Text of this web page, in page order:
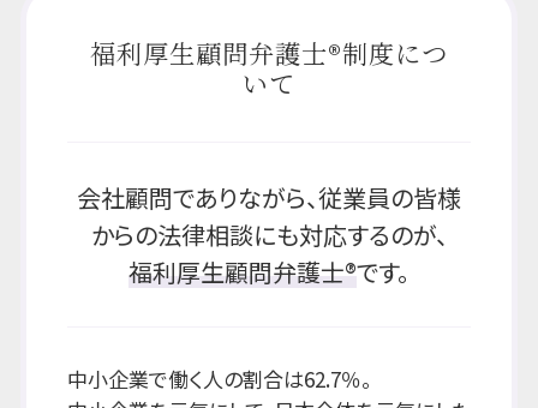
福利厚生顧問弁護士®制度につ
いて
会社顧問でありながら、従業員の皆様
からの法律相談にも対応するのが、
福利厚生顧問弁護士®です。
中小企業で働く人の割合は62.7％。